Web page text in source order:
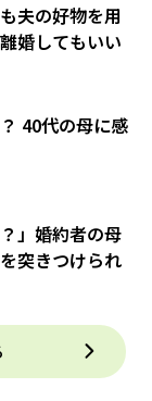
夫の好物を用
婚してもいい
40代の母に感
」婚約者の母
突きつけられ